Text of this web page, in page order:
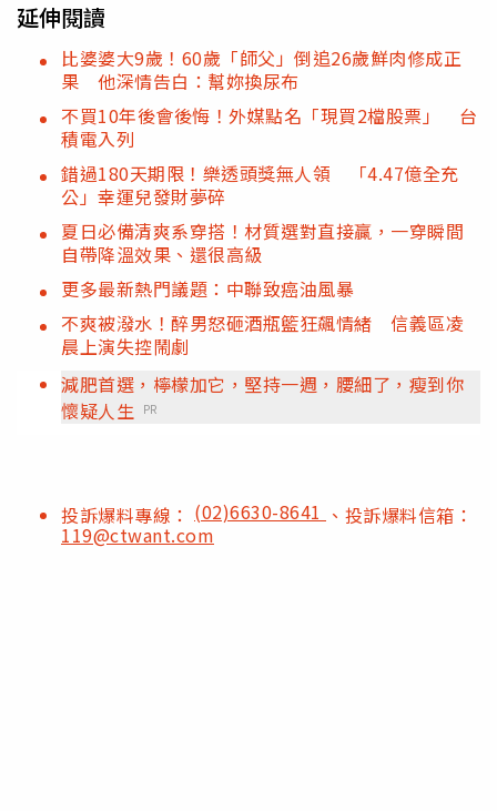
延伸閱讀
比婆婆大9歲！60歲「師父」倒追26歲鮮肉修成正
果 他深情告白：幫妳換尿布
不買10年後會後悔！外媒點名「現買2檔股票」 台
積電入列
錯過180天期限！樂透頭獎無人領 「4.47億全充
公」幸運兒發財夢碎
夏日必備清爽系穿搭！材質選對直接贏，一穿瞬間
自帶降溫效果、還很高級
更多最新熱門議題：中聯致癌油風暴
不爽被潑水！醉男怒砸酒瓶籃狂飆情緒 信義區凌
晨上演失控鬧劇
減肥首選，檸檬加它，堅持一週，腰細了，瘦到你
懷疑人生
PR
投訴爆料專線： (02)6630-8641 、投訴爆料信箱：
119@ctwant.com